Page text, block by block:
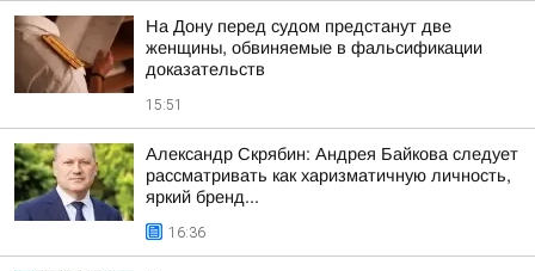
На Дону перед судом предстанут две
женщины, обвиняемые в фальсификации
доказательств
15:51
Александр Скрябин: Андрея Байкова следует
рассматривать как харизматичную личность,
яркий бренд...
16:36